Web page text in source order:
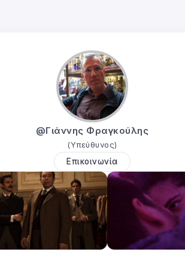
@Γιάννης Φραγκούλης
(Υπεύθυνος)
Επικοινωνία